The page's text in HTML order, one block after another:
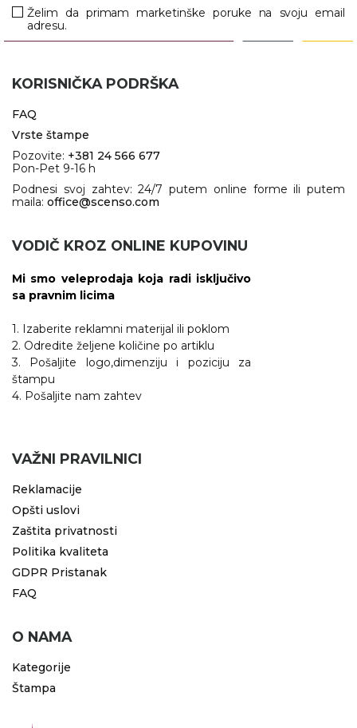
Želim da primam marketinške poruke na svoju email
adresu.
KORISNIČKA PODRŠKA
FAQ
Vrste štampe
Pozovite: +381 24 566 677
Pon-Pet 9-16 h
Podnesi svoj zahtev: 24/7 putem online forme ili putem
maila: office@scenso.com
VODIČ KROZ ONLINE KUPOVINU
Mi smo veleprodaja koja radi isključivo
sa pravnim licima
1. Izaberite reklamni materijal ili poklom
2. Odredite željene količine po artiklu
3. Pošaljite logo,dimenziju i poziciju za
štampu
4. Pošaljite nam zahtev
VAŽNI PRAVILNICI
Reklamacije
Opšti uslovi
Zaštita privatnosti
Politika kvaliteta
GDPR Pristanak
FAQ
O NAMA
Kategorije
Štampa